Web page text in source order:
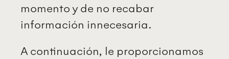
momento y de no recabar
información innecesaria.
A continuación, le proporcionamos